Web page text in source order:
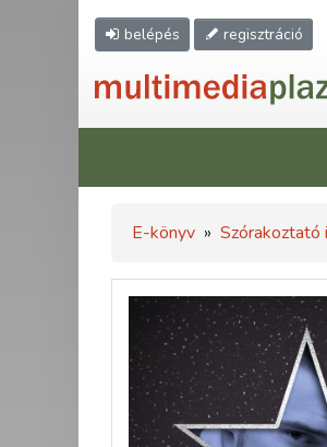
belépés regisztráció
E-könyv » Szórakoztató